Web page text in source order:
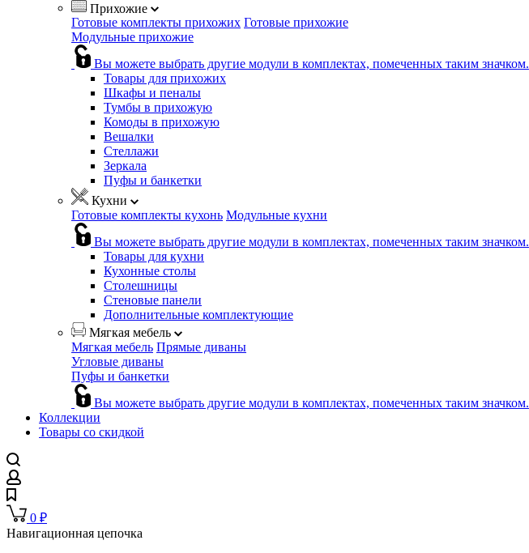
Прихожие
Готовые комплекты прихожих Готовые прихожие
Модульные прихожие
Вы можете выбрать другие модули в комплектах, помеченных таким значком.
Товары для прихожих
Шкафы и пеналы
Тумбы в прихожую
Комоды в прихожую
Вешалки
Стеллажи
Зеркала
Пуфы и банкетки
Кухни
Готовые комплекты кухонь Модульные кухни
Вы можете выбрать другие модули в комплектах, помеченных таким значком.
Товары для кухни
Кухонные столы
Столешницы
Стеновые панели
Дополнительные комплектующие
Мягкая мебель
Мягкая мебель Прямые диваны
Угловые диваны
Пуфы и банкетки
Вы можете выбрать другие модули в комплектах, помеченных таким значком.
Коллекции
Товары со скидкой
0 ₽
Навигационная цепочка